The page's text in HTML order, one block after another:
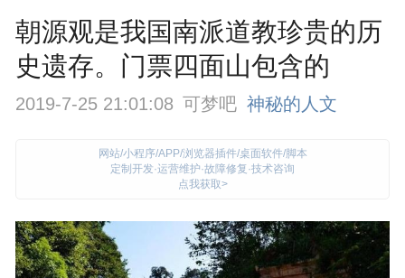
朝源观是我国南派道教珍贵的历
史遗存。门票四面山包含的
2019-7-25 21:01:08 可梦吧 神秘的人文
网站/小程序/APP/浏览器插件/桌面软件/脚本
定制开发·运营维护·故障修复·技术咨询
点我获取>